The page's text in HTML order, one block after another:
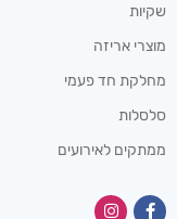
שקיות
מוצרי אריזה
מחלקת חד פעמי
סלסלות
ממתקים לאירועים